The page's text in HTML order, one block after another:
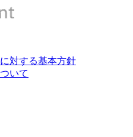
対する基本方針
いて